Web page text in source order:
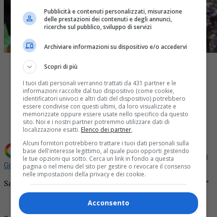
Share
Tweet
Aggiungi La Provincia di Biella come Fonte preferita su
Google
Sabato 31 agosto al chiostro la compagnia teatrale “Dode”
Pubblicità e contenuti personalizzati, misurazione
delle prestazioni dei contenuti e degli annunci,
ricerche sul pubblico, sviluppo di servizi
Archiviare informazioni su dispositivo e/o accedervi
Scopri di più
I tuoi dati personali verranno trattati da 431 partner e le
informazioni raccolte dal tuo dispositivo (come cookie,
identificatori univoci e altri dati del dispositivo) potrebbero
essere condivise con questi ultimi, da loro visualizzate e
memorizzate oppure essere usate nello specifico da questo
sito. Noi e i nostri partner potremmo utilizzare dati di
localizzazione esatti. Elenco dei partner.
Alcuni fornitori potrebbero trattare i tuoi dati personali sulla
base dell'interesse legittimo, al quale puoi opporti gestendo
le tue opzioni qui sotto. Cerca un link in fondo a questa
pagina o nel menu del sito per gestire o revocare il consenso
nelle impostazioni della privacy e dei cookie.
Acconsento